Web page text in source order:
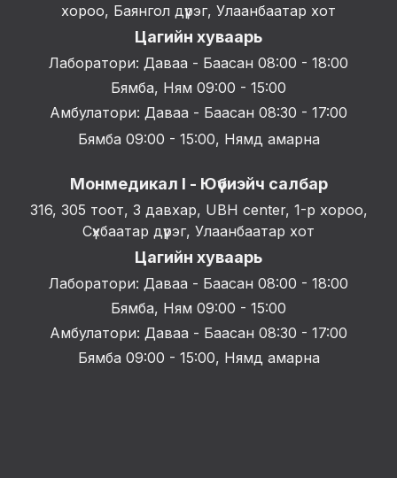
хороо, Баянгол дүүрэг, Улаанбаатар хот
Цагийн хуваарь
Лаборатори: Даваа - Баасан 08:00 - 18:00
Бямба, Ням 09:00 - 15:00
Амбулатори: Даваа - Баасан 08:30 - 17:00
Бямба 09:00 - 15:00, Нямд амарна
Монмедикал I - Юүбиэйч салбар
316, 305 тоот, 3 давхар, UBH center, 1-р хороо,
Сүхбаатар дүүрэг, Улаанбаатар хот
Цагийн хуваарь
Лаборатори: Даваа - Баасан 08:00 - 18:00
Бямба, Ням 09:00 - 15:00
Амбулатори: Даваа - Баасан 08:30 - 17:00
Бямба 09:00 - 15:00, Нямд амарна